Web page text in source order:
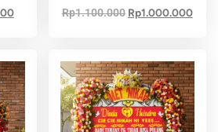
Rp1.100.000 Rp1.000.000